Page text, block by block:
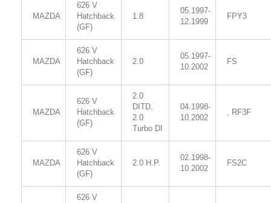
MAZDA
626 V
Hatchback
(GF)
1.8
05.1997-
12.1999
FPY3
MAZDA
626 V
Hatchback
(GF)
2.0
05.1997-
10.2002
FS
MAZDA
626 V
Hatchback
(GF)
2.0
DITD,
2.0
Turbo DI
04.1998-
10.2002
, RF3F
MAZDA
626 V
Hatchback
(GF)
2.0 H.P.
02.1998-
10.2002
FS2C
626 V